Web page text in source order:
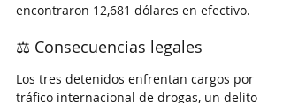
encontraron 12,681 dólares en efectivo.​
⚖️ Consecuencias legales
Los tres detenidos enfrentan cargos por
tráfico internacional de drogas, un delito